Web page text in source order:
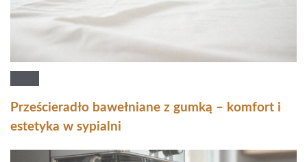
Prześcieradło bawełniane z gumką – komfort i
estetyka w sypialni